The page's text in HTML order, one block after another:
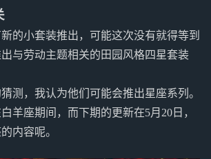
的小套装推出，可能这次没有就得等到
与劳动主题相关的田园风格四星套装
测，我认为他们可能会推出星座系列。
羊座期间，而下期的更新在5月20日，
内容呢。